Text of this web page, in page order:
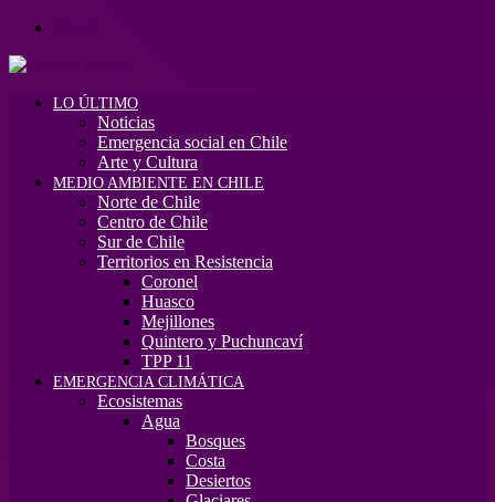
LO ÚLTIMO
Noticias
Emergencia social en Chile
Arte y Cultura
MEDIO AMBIENTE EN CHILE
Norte de Chile
Centro de Chile
Sur de Chile
Territorios en Resistencia
Coronel
Huasco
Mejillones
Quintero y Puchuncaví
TPP 11
EMERGENCIA CLIMÁTICA
Ecosistemas
Agua
Bosques
Costa
Desiertos